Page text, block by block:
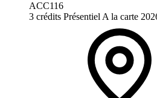
ACC116
3 crédits PrésentielA la carte